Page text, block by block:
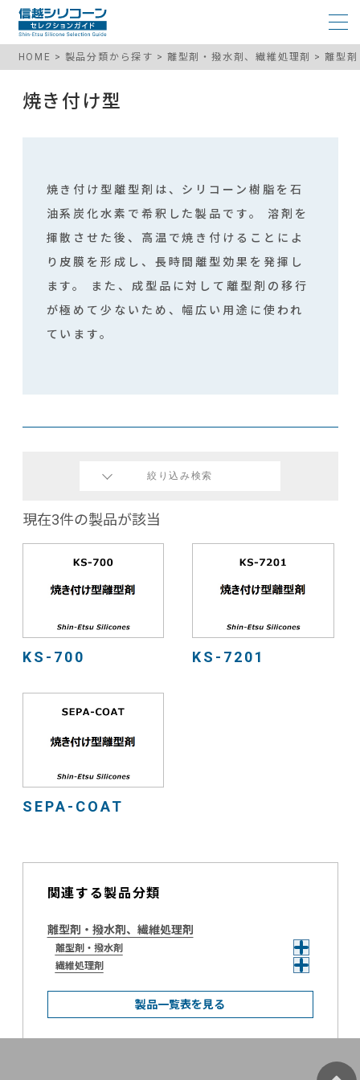
HOME 製品分類から探す 離型剤・撥水剤、繊維処理剤 離型
焼き付け型
焼き付け型離型剤は、シリコーン樹脂を石
油系炭化水素で希釈した製品です。 溶剤を
揮散させた後、高温で焼き付けることによ
り皮膜を形成し、長時間離型効果を発揮し
ます。 また、成型品に対して離型剤の移行
が極めて少ないため、幅広い用途に使われ
ています。
絞り込み検索
現在3件の製品が該当
KS-700 KS-7201
SEPA-COAT
関連する製品分類
離型剤・撥水剤、繊維処理剤
離型剤・撥水剤
繊維処理剤
製品一覧表を見る